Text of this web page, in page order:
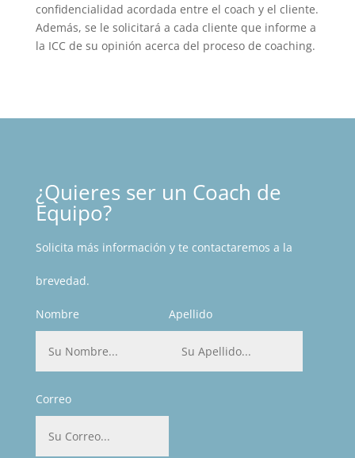
confidencialidad acordada entre el coach y el cliente.
Además, se le solicitará a cada cliente que informe a
la ICC de su opinión acerca del proceso de coaching.
¿Quieres ser un Coach de
Equipo?
Solicita más información y te contactaremos a la
brevedad.
Nombre Apellido
Correo